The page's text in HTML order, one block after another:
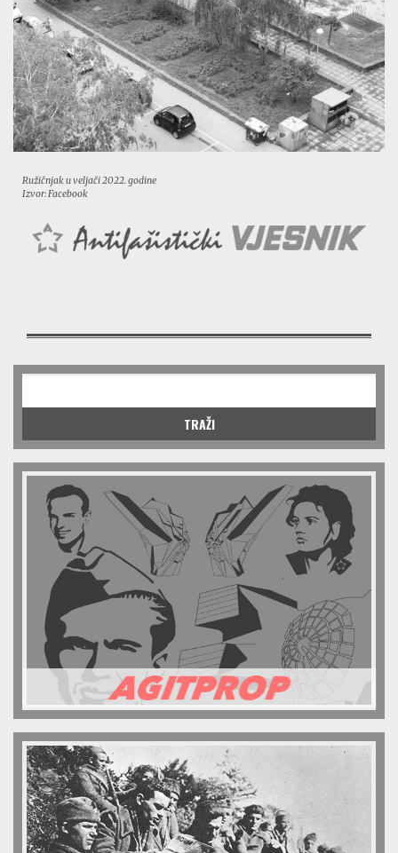
Ružičnjak u veljači 2022. godine
Izvor: Facebook